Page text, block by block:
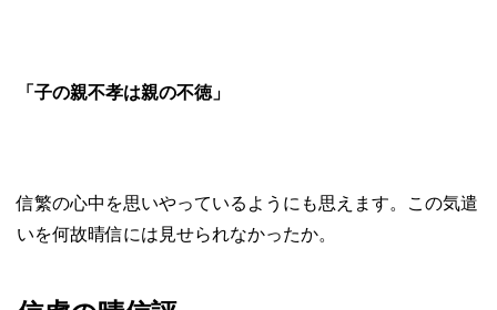
「子の親不孝は親の不徳」
信繁の心中を思いやっているようにも思えます。この気遣
いを何故晴信には見せられなかったか。